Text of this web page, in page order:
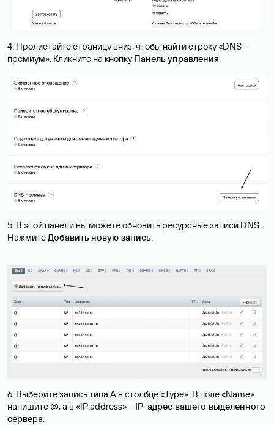
4. Пролистайте страницу вниз, чтобы найти строку «DNS-
премиум». Кликните на кнопкуПанель управления.
5. В этой панели вы можете обновить ресурсные записи DNS.
НажмитеДобавить новую запись.
6. Выберите запись типа A в столбце «Type». В поле «Name»
напишите @, а в «IP address» – IP-адрес вашего выделенного
сервера